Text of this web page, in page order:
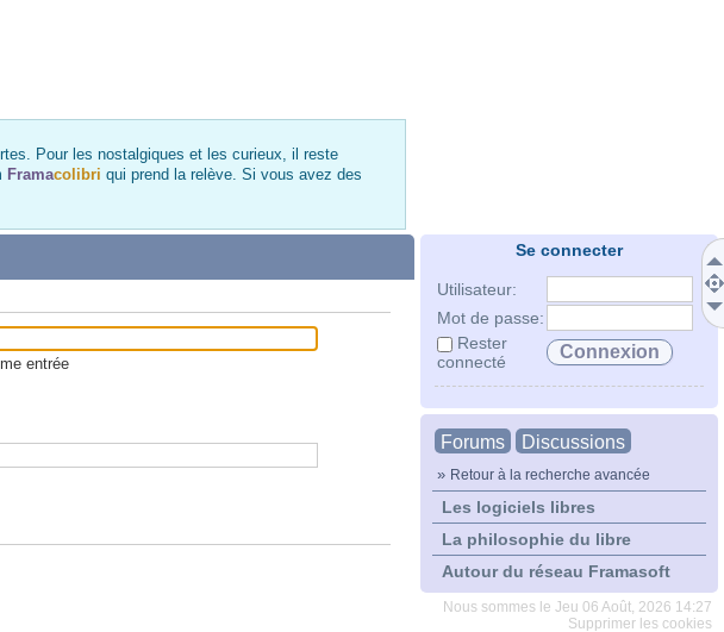
Pour les nostalgiques et les curieux, il reste
Framacolibri qui prend la relève. Si vous avez des
Se connecter
Utilisateur:
Mot de passe:
Rester
connecté
Forums Discussions
» Retour à la recherche avancée
Les logiciels libres
La philosophie du libre
Autour du réseau Framasoft
Nous sommes le Jeu 06 Août, 2026 14:27
Supprimer les cookies
entrée